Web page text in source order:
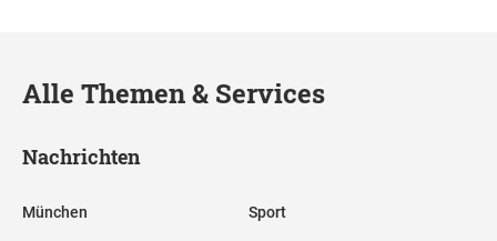
Alle Themen & Services
Nachrichten
München Sport